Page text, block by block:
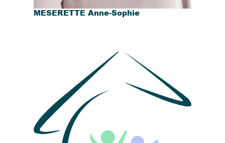
MESERETTE Anne-Sophie